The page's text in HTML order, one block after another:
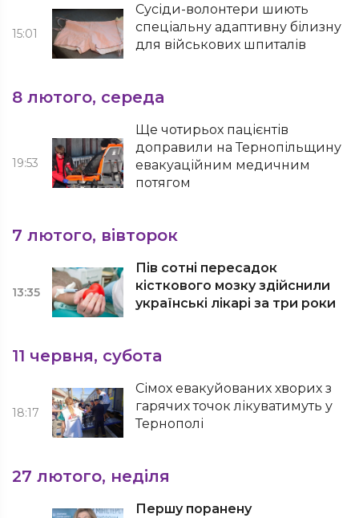
15:01
Сусіди-волонтери шиють
спеціальну адаптивну білизну
для військових шпиталів
8 лютого, середа
19:53
Ще чотирьох пацієнтів
доправили на Тернопільщину
евакуаційним медичним
потягом
7 лютого, вівторок
13:35
Пів сотні пересадок
кісткового мозку здійснили
українські лікарі за три роки
11 червня, субота
18:17
Сімох евакуйованих хворих з
гарячих точок лікуватимуть у
Тернополі
27 лютого, неділя
Першу поранену